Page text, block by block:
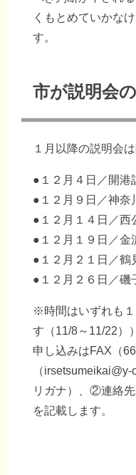
くもとめていかな
す。
市が説明会
１月以降の説明会
●１２月４日／開港
●１２月９日／神奈
●１２月１４日／西
●１２月１９日／金
●１２月２１日／鶴
●１２月２６日／磯
※時間はいずれも
す（11/8～11/22））
申し込みはFAX（
（irsetsumeikai@y-
リガナ）、②連絡
を記載します。